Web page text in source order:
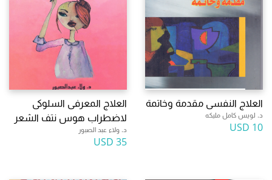
العلاج النفسى مقدمة وخاتمة
د. لويس كامل مليكه
10 USD
العلاج المعرفى السلوكى
لاضطراب هوس نتف الشعر
د. ولاء عبد الصبور
35 USD